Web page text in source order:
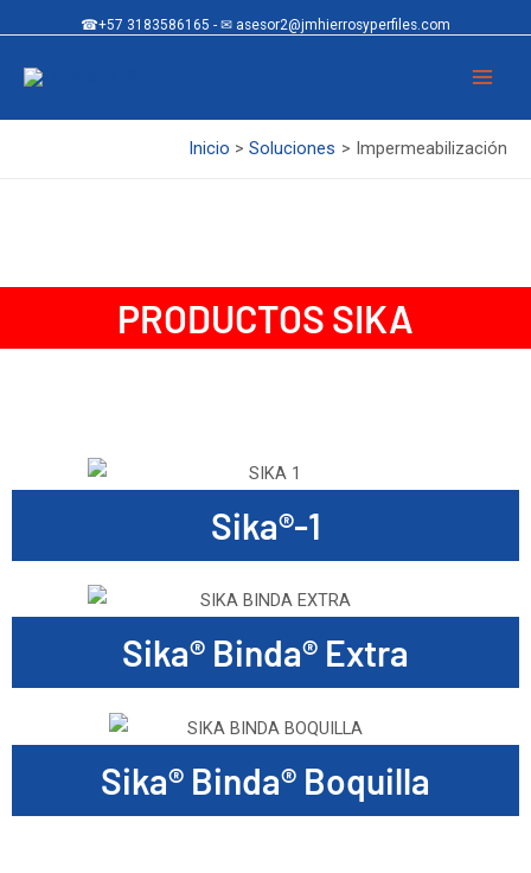
☎+57 3183586165 - ✉ asesor2@jmhierrosyperfiles.com
Inicio Soluciones Impermeabilización
PRODUCTOS SIKA
Sika®-1
Sika® Binda® Extra
Sika® Binda® Boquilla